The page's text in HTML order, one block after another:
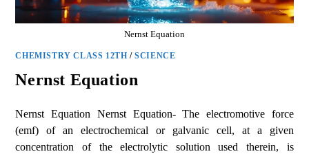
Nernst Equation
CHEMISTRY CLASS 12TH /SCIENCE
Nernst Equation
Nernst Equation Nernst Equation- The electromotive force
(emf) of an electrochemical or galvanic cell, at a given
concentration of the electrolytic solution used therein, is